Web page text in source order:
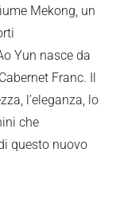
Mekong, un
Yun nasce da
Franc. Il
l’eleganza, lo
che
questo nuovo